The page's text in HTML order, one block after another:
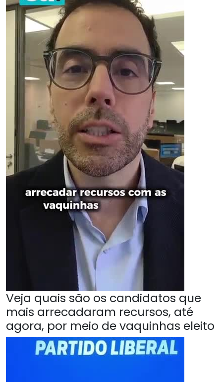
Veja quais são os candidatos que
mais arrecadaram recursos, até
agora, por meio de vaquinhas eleito